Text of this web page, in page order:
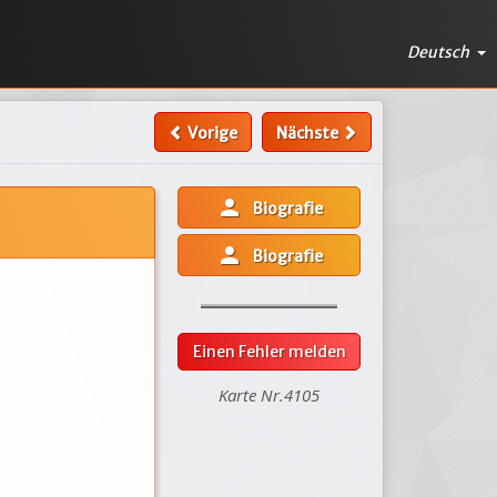
Deutsch
Vorige Nächste
person Biografie
person Biografie
Einen Fehler melden
Karte Nr.4105